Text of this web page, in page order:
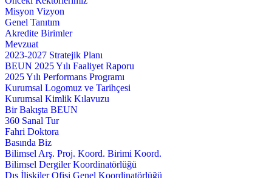
Misyon Vizyon
Genel Tanıtım
Akredite Birimler
Mevzuat
2023-2027 Stratejik Planı
BEUN 2025 Yılı Faaliyet Raporu
2025 Yılı Performans Programı
Kurumsal Logomuz ve Tarihçesi
Kurumsal Kimlik Kılavuzu
Bir Bakışta BEUN
360 Sanal Tur
Fahri Doktora
Basında Biz
Bilimsel Arş. Proj. Koord. Birimi Koord.
Bilimsel Dergiler Koordinatörlüğü
Dış İlişkiler Ofisi Genel Koordinatörlüğü